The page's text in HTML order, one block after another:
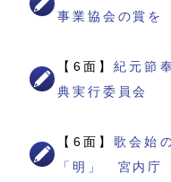
事業協会の賞
【6面】紀元節
典実行委員会
【6面】歌会始
「明」 宮内庁